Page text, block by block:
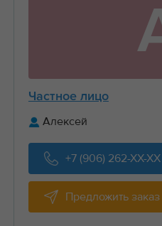
Частное лицо
Алексей
+7 (906) 262-XX-XX
Предложить заказ